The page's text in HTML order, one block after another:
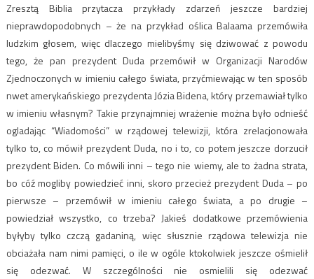
Zresztą Biblia przytacza przykłady zdarzeń jeszcze bardziej
nieprawdopodobnych – że na przykład oślica Balaama przemówiła
ludzkim głosem, więc dlaczego mielibyśmy się dziwować z powodu
tego, że pan prezydent Duda przemówił w Organizacji Narodów
Zjednoczonych w imieniu całego świata, przyćmiewając w ten sposób
nwet amerykańskiego prezydenta Józia Bidena, który przemawiał tylko
w imieniu własnym? Takie przynajmniej wrażenie można było odnieść
ogladając “Wiadomości” w rządowej telewizji, która zrelacjonowała
tylko to, co mówił prezydent Duda, no i to, co potem jeszcze dorzucił
prezydent Biden. Co mówili inni – tego nie wiemy, ale to żadna strata,
bo cóź mogliby powiedzieć inni, skoro przecież prezydent Duda – po
pierwsze – przemówił w imieniu całego świata, a po drugie –
powiedział wszystko, co trzeba? Jakieś dodatkowe przemówienia
byłyby tylko czczą gadaniną, więc słusznie rządowa telewizja nie
obciażała nam nimi pamięci, o ile w ogóle ktokolwiek jeszcze ośmielił
się odezwać. W szczególności nie osmielili się odezwać